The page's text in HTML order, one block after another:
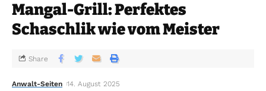
Mangal-Grill: Perfektes
Schaschlik wie vom Meister
Anwalt-Seiten 14. August 2025
Share